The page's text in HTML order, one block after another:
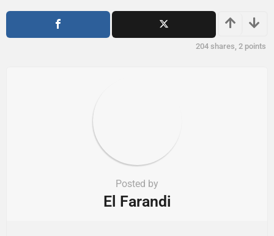
i
o
204 shares, 2 points
Posted by
El Farandi